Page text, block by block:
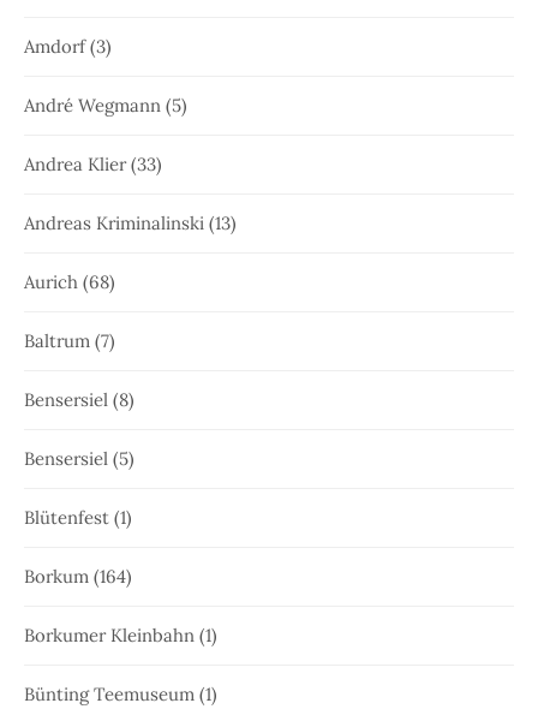
Amdorf(3)
André Wegmann (5)
Andrea Klier(33)
Andreas Kriminalinski (13)
Aurich (68)
Baltrum (7)
Bensersiel (8)
Bensersiel (5)
Blütenfest (1)
Borkum (164)
Borkumer Kleinbahn (1)
Bünting Teemuseum (1)